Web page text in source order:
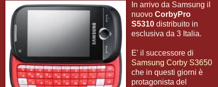
In arrivo da Samsung il
nuovo CorbyPro
S5310 distribuito in
esclusiva da 3 Italia.
E' il successore di
Samsung Corby S3650
che in questi giorni è
protagonista del